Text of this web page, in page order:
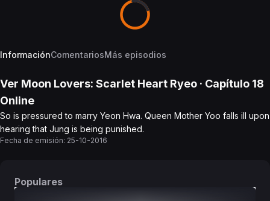
InformaciónComentariosMás episodios
Ver Moon Lovers: Scarlet Heart Ryeo · Capítulo 18
Online
So is pressured to marry Yeon Hwa. Queen Mother Yoo falls ill upon
hearing that Jung is being punished.
Fecha de emisión: 25-10-2016
Populares